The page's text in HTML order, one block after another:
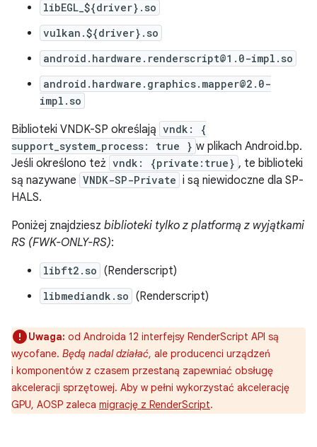
libEGL_${driver}.so
vulkan.${driver}.so
android.hardware.renderscript@1.0-impl.so
android.hardware.graphics.mapper@2.0-
impl.so
Biblioteki VNDK-SP określają vndk: {
support_system_process: true } w plikach Android.bp.
Jeśli określono też vndk: {private:true} , te biblioteki
są nazywane VNDK-SP-Private i są niewidoczne dla SP-
HALS.
Poniżej znajdziesz biblioteki tylko z platformą z wyjątkami
RS (FWK-ONLY-RS):
libft2.so (Renderscript)
libmediandk.so (Renderscript)
Uwaga: od Androida 12 interfejsy RenderScript API są
wycofane. Będą nadal działać, ale producenci urządzeń
i komponentów z czasem przestaną zapewniać obsługę
akceleracji sprzętowej. Aby w pełni wykorzystać akcelerację
GPU, AOSP zaleca migrację z RenderScript.